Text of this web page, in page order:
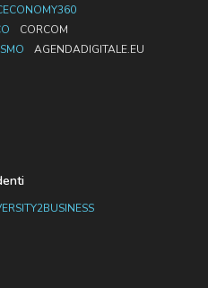
CORCOM
AGENDADIGITALE.EU